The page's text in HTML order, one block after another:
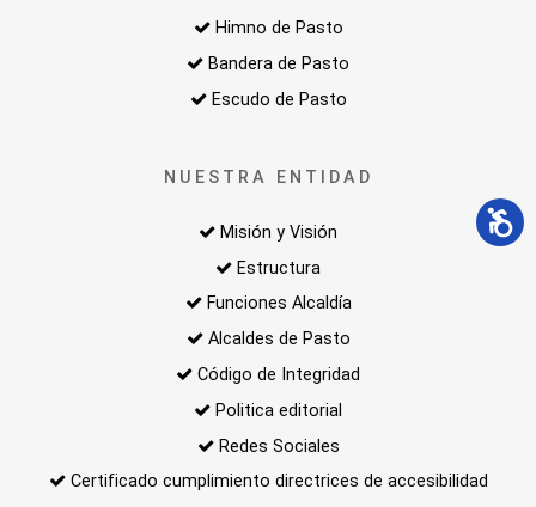
Himno de Pasto
Bandera de Pasto
Escudo de Pasto
NUESTRA ENTIDAD
Misión y Visión
Estructura
Funciones Alcaldía
Alcaldes de Pasto
Código de Integridad
Politica editorial
Redes Sociales
Certificado cumplimiento directrices de accesibilidad